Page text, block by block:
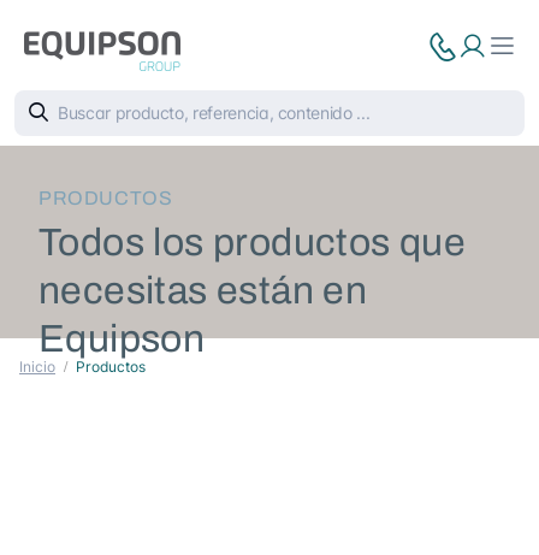
PRODUCTOS
Todos los productos que
necesitas están en
Equipson
Inicio Productos